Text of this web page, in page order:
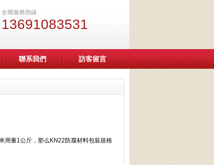
全國服務熱線
13691083531
聯系我們 訪客留言
用量1公斤，那么KN22防腐材料包裝規格